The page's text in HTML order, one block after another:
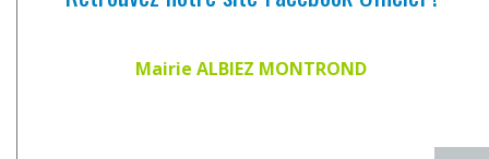
Mairie ALBIEZ MONTROND